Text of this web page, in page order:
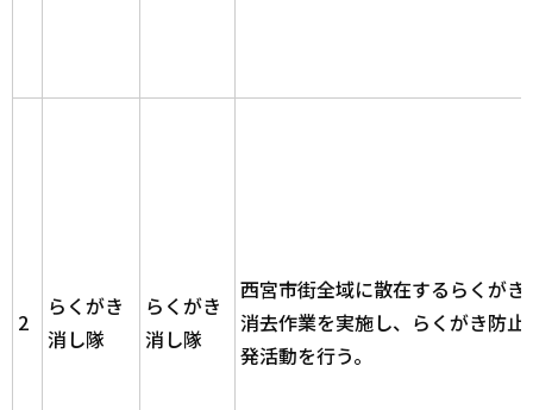
2
らくがき
消し隊
らくがき
消し隊
西宮市街全域に散在するらくがき
消去作業を実施し、らくがき防止
発活動を行う。